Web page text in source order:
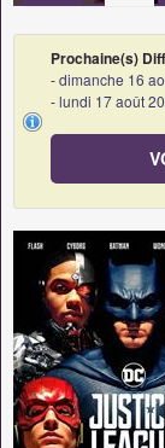
Prochaine(s)
-dimanche 16
-lundi 17 août